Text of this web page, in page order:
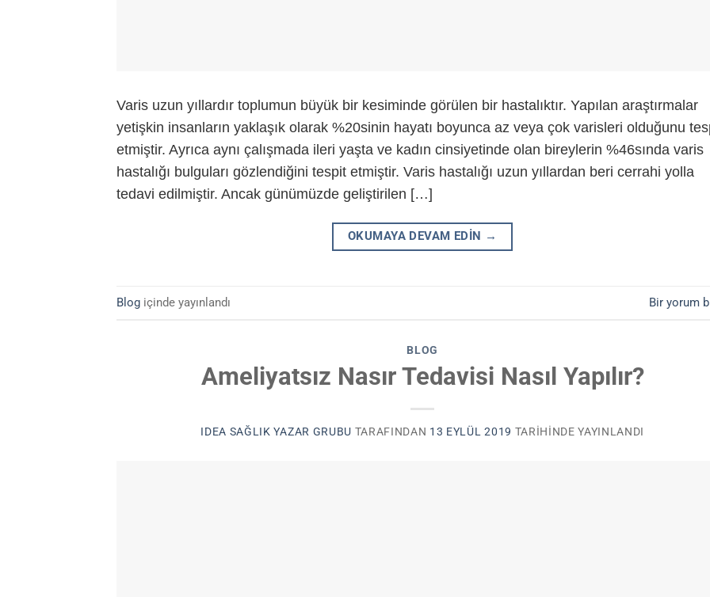
Varis uzun yıllardır toplumun büyük bir kesiminde görülen bir hastalıktır. Yapılan araştırmalar
yetişkin insanların yaklaşık olarak %20sinin hayatı boyunca az veya çok varisleri olduğunu
etmiştir. Ayrıca aynı çalışmada ileri yaşta ve kadın cinsiyetinde olan bireylerin %46sında varis
hastalığı bulguları gözlendiğini tespit etmiştir. Varis hastalığı uzun yıllardan beri cerrahi yolla
tedavi edilmiştir. Ancak günümüzde geliştirilen […]
OKUMAYA DEVAM EDIN →
Blog içinde yayınlandı Bir yorum
BLOG
Ameliyatsız Nasır Tedavisi Nasıl Yapılır?
IDEA SAĞLIK YAZAR GRUBU TARAFINDAN 13 EYLÜL 2019 TARIHINDE YAYINLANDI